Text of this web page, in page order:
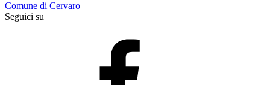
Comune di Cervaro
Seguici su